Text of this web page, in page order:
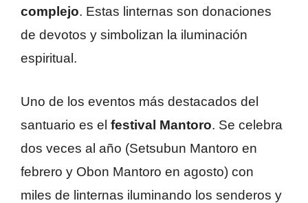
complejo. Estas linternas son donaciones
de devotos y simbolizan la iluminación
espiritual.
Uno de los eventos más destacados del
santuario es el festival Mantoro. Se celebra
dos veces al año (Setsubun Mantoro en
febrero y Obon Mantoro en agosto) con
miles de linternas iluminando los senderos y